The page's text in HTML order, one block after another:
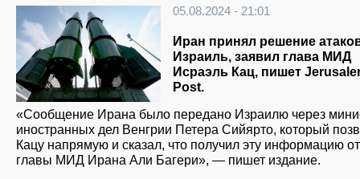
05.08.2024 - 21:01
Иран принял решение
Израиль, заявил глава МИД
Исраэль Кац, пишет
Post.
«Сообщение Ирана было передано Израилю через
иностранных дел Венгрии Петера Сийярто, который
Кацу напрямую и сказал, что получил эту информацию
главы МИД Ирана Али Багери», — пишет издание.